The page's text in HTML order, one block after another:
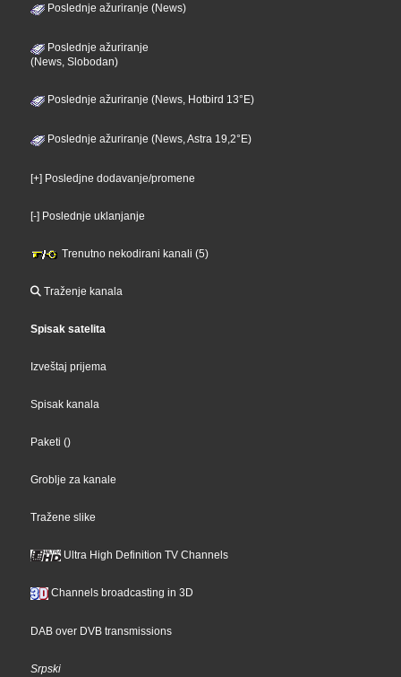
Poslednje ažuriranje (News)
Poslednje ažuriranje
(News, Slobodan)
Poslednje ažuriranje (News, Hotbird 13°E)
Poslednje ažuriranje (News, Astra 19,2°E)
[+] Posledjne dodavanje/promene
[-] Poslednje uklanjanje
Trenutno nekodirani kanali (5)
Traženje kanala
Spisak satelita
Izveštaj prijema
Spisak kanala
Paketi ()
Groblje za kanale
Tražene slike
Ultra High Definition TV Channels
Channels broadcasting in 3D
DAB over DVB transmissions
Srpski